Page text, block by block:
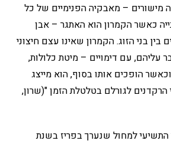
– מאבקיה הפנימיים של כל
כאשר הקמרון הוא האתגר – אבן
בני הזוג. הקמרון שאינו עצם חיצוני
עליהם, עם דימויים – מיטת כלולות,
הופכים אותו בסוף, הוא מייצג
לגורלם בטלטלת הזמן "(שרון,
התשיעי למחול שנערך בפריז בשנת